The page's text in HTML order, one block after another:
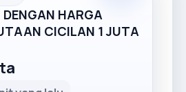
HARGA
CICILAN 1 JUTA